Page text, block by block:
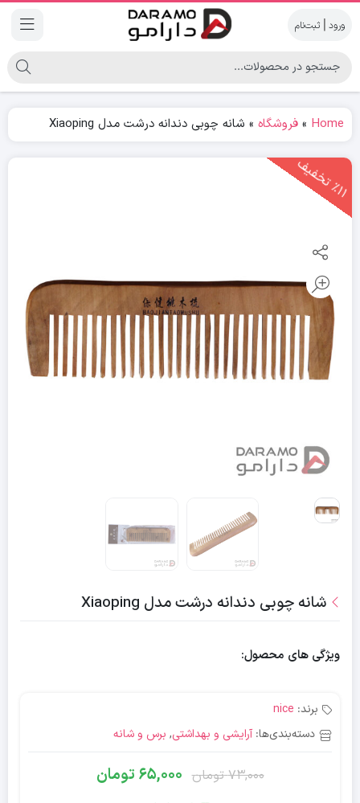
|
Home
» فروشگاه » شانه چوبی دندانه درشت مدل Xiaoping
٪1
1
ت
خ
ف
یف
شانه چوبی دندانه درشت مدل Xiaoping
ویژگی های محصول:
برند: nice
دسته‌بندی‌ها: آرایشی و بهداشتی, برس و شانه
73,000 تومان قیمت
65,000 تومان قیمت